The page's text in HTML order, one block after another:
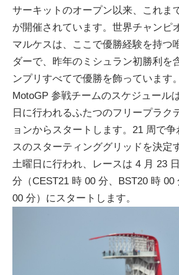
サーキットのオープン以来、これま
が開催されています。世界チャンピ
マルケスは、ここで優勝経験を持つ
ダーで、昨年のミシュラン初勝利を
ンプリすべてで優勝を飾っています
MotoGP 参戦チームのスケジュール
日に行われるふたつのフリープラク
ョンからスタートします。21 周で
スのスターティンググリッドを決定
土曜日に行われ、レースは 4 月 23
分（CEST21 時 00 分、BST20 時 00
00 分）にスタートします。